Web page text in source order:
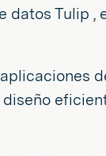
datos Tulip